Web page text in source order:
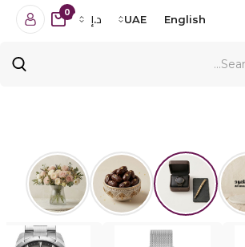
English
UAE د.إ
0